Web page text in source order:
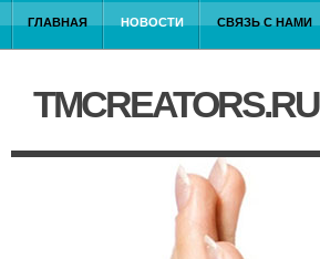
ГЛАВНАЯ НОВОСТИ СВЯЗЬ С НАМИ
TMCREATORS.RU